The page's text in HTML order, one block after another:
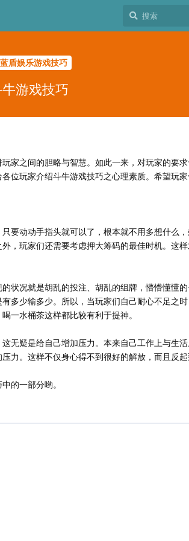
蓝盾娱乐游戏技巧
游戏技巧
家之间的胆略与智慧。如此一来，对玩家的要
位玩家介绍斗牛游戏技巧之心理素质。希望玩
要动动手指头就可以了，根本就不用多想什么
，玩家们还需要考虑押大筹码的最佳时机。这
状况就是胡乱的投注、胡乱的组牌，懵懵懂懂
多少输多少。所以，当玩家们自己耐心不足之
一水桶茶这样都比较有利于提神。
无疑是给自己增加压力。本来自己工作上与生
力。这样不仅身心得不到很好的解放，而且反
的一部分哟。